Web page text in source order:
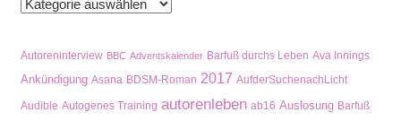
Kategorien
Autoreninterview BBC Adventskalender Barfuß durchs Leben Ava Innings
Ankündigung Asana BDSM-Roman 2017 AufderSuchenachLicht
Audible Autogenes Training autorenleben ab16 Auslosung Barfuß